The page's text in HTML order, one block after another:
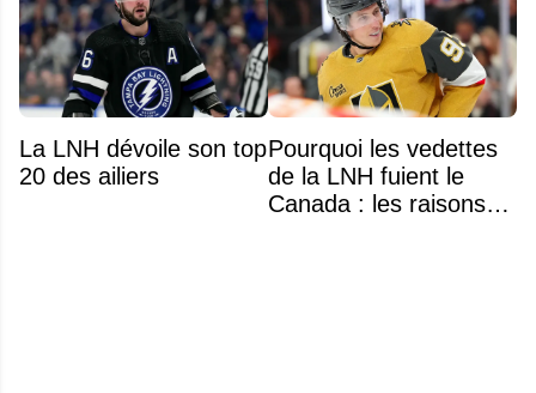
La LNH dévoile son top
20 des ailiers
Pourquoi les vedettes
de la LNH fuient le
Canada : les raisons